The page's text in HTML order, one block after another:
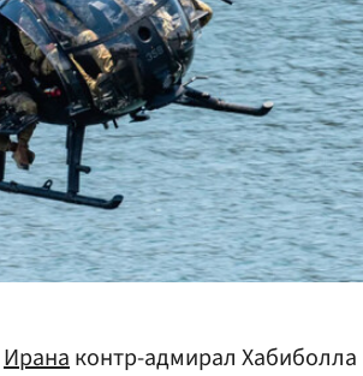
Иранаконтр-адмирал Хабиболла